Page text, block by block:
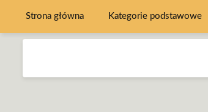
Strona główna Kategorie podstawowe